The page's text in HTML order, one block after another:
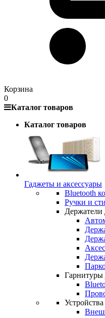
Корзина
0
Каталог товаров
Каталог товаров
Гаджеты и аксессуары
Bluetooth
Ручки и
Держатели
Гарнитуры